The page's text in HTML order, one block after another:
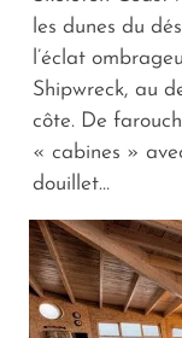
les dunes du
l’éclat
Shipwreck, au
côte. De
« cabines »
douillet…